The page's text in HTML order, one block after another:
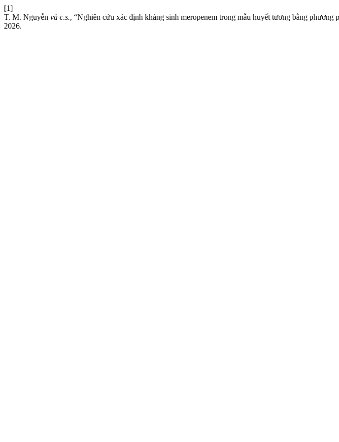
[1]
T. M. Nguyễn và c.s., “Nghiên cứu xác định kháng sinh meropenem trong mẫu huyết tương bằng
2026.